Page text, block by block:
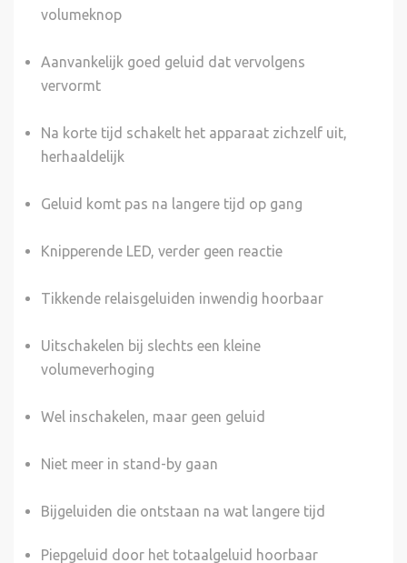
volumeknop
Aanvankelijk goed geluid dat vervolgens
vervormt
Na korte tijd schakelt het apparaat zichzelf uit,
herhaaldelijk
Geluid komt pas na langere tijd op gang
Knipperende LED, verder geen reactie
Tikkende relaisgeluiden inwendig hoorbaar
Uitschakelen bij slechts een kleine
volumeverhoging
Wel inschakelen, maar geen geluid
Niet meer in stand-by gaan
Bijgeluiden die ontstaan na wat langere tijd
Piepgeluid door het totaalgeluid hoorbaar